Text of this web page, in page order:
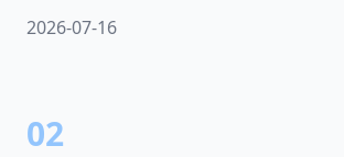
關心的精神慰撫金多少才合理等議題
2026-07-16
02